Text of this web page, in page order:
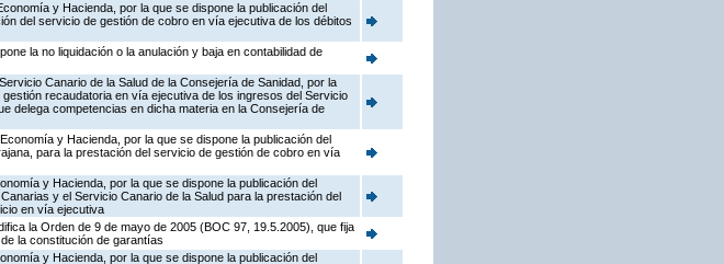
y Hacienda, por la que se dispone la publicación del
del servicio de gestión de cobro en vía ejecutiva de los débitos
la no liquidación o la anulación y baja en contabilidad de
Canario de la Salud de la Consejería de Sanidad, por la
recaudatoria en vía ejecutiva de los ingresos del Servicio
delega competencias en dicha materia en la Consejería de
y Hacienda, por la que se dispone la publicación del
para la prestación del servicio de gestión de cobro en vía
y Hacienda, por la que se dispone la publicación del
y el Servicio Canario de la Salud para la prestación del
en vía ejecutiva
la Orden de 9 de mayo de 2005 (BOC 97, 19.5.2005), que fija
la constitución de garantías
y Hacienda, por la que se dispone la publicación del